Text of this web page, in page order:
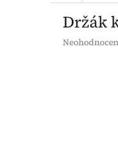
Držák
Průměrné